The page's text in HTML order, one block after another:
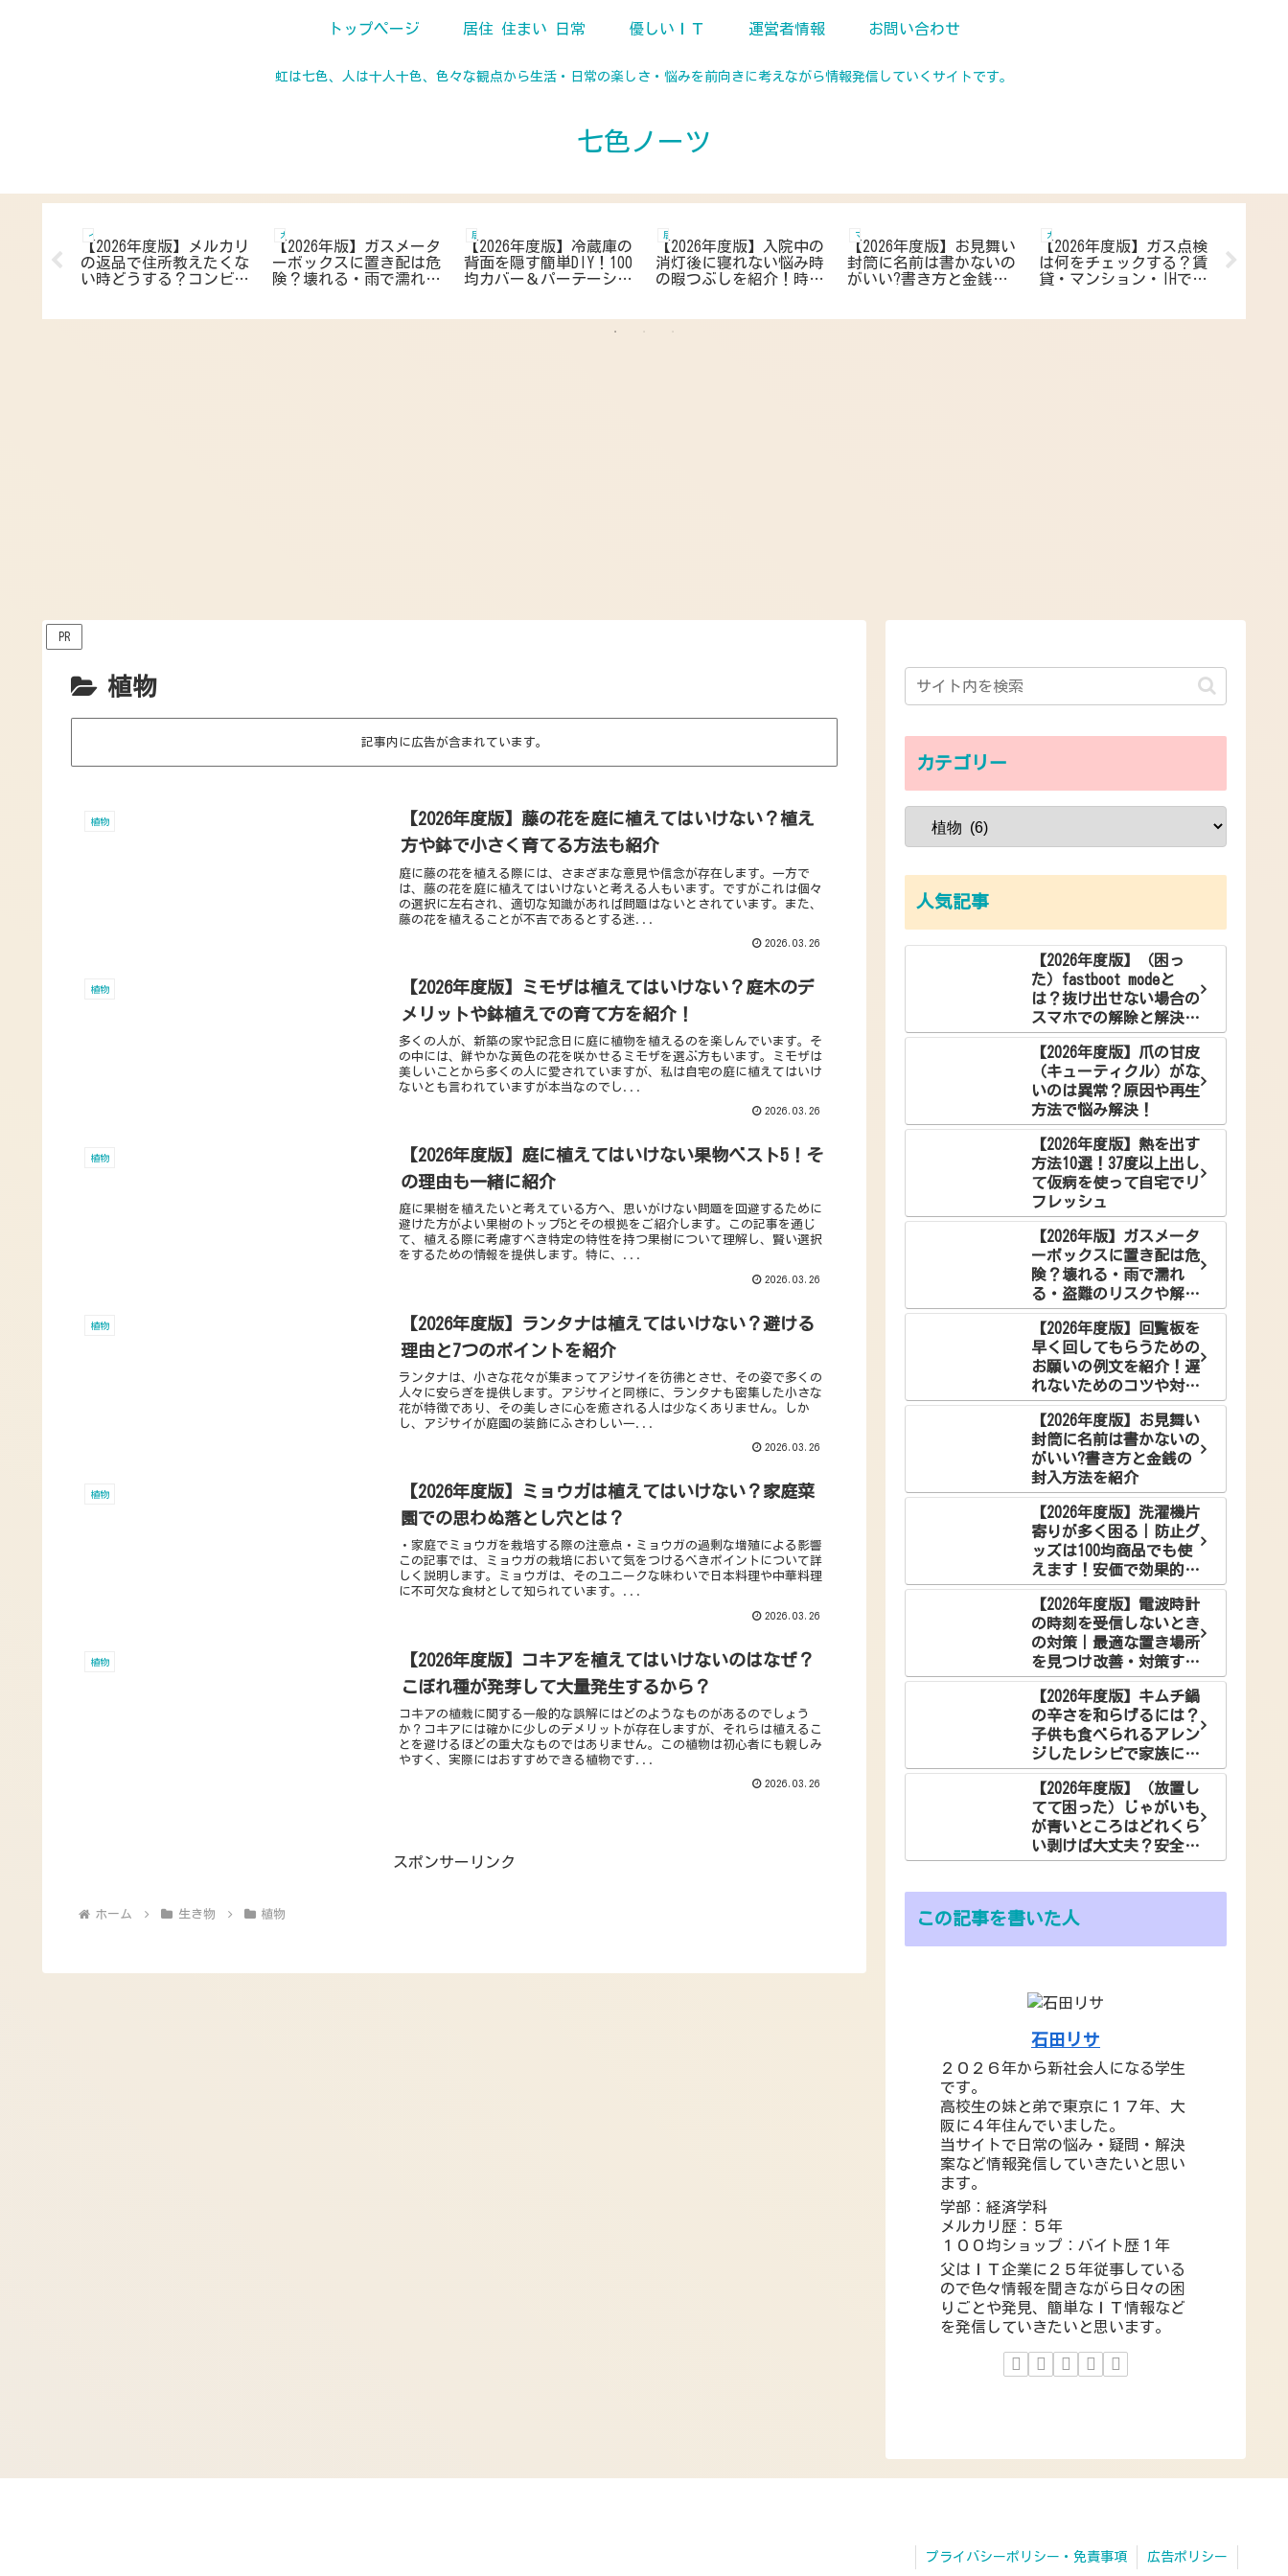
虹は七色、人は十人十色、色々な観点から生活・日常の楽しさ・悩みを前向きに考えながら情報発信していくサイトです。
七色ノーツ
トップページ 居住 住まい 日常 優しいＩＴ 運営者情報 お問い合わせ
防止グ
インターネット
【2026年度版】メルカリ
の返品で住所教えたくな
い時どうする？コンビニ
ガス
【2026年版】ガスメータ
ーボックスに置き配は危
険？壊れる・雨で濡れ
居住 住まい 日常
【2026年度版】冷蔵庫の
背面を隠す簡単DIY！100
均カバー＆パーテーショ
居住 住まい 日常
【2026年度版】入院中の
消灯後に寝れない悩み時
の暇つぶしを紹介！時間
マナー 生活用語 作法
【2026年度版】お見舞い
封筒に名前は書かないの
がいい?書き方と金銭の
ガス
【2026年度版】ガス点検
は何をチェックする？賃
貸・マンション・IHでも
スピン
PR
植物
記事内に広告が含まれています。
植物
【2026年度版】藤の花を庭に植えてはいけない？植え
方や鉢で小さく育てる方法も紹介
庭に藤の花を植える際には、さまざまな意見や信念が存在します。一方で
は、藤の花を庭に植えてはいけないと考える人もいます。ですがこれは個々
の選択に左右され、適切な知識があれば問題はないとされています。また、
藤の花を植えることが不吉であるとする迷...
2026.03.26
植物
【2026年度版】ミモザは植えてはいけない？庭木のデ
メリットや鉢植えでの育て方を紹介！
多くの人が、新築の家や記念日に庭に植物を植えるのを楽しんでいます。そ
の中には、鮮やかな黄色の花を咲かせるミモザを選ぶ方もいます。ミモザは
美しいことから多くの人に愛されていますが、私は自宅の庭に植えてはいけ
ないとも言われていますが本当なのでし...
2026.03.26
植物
【2026年度版】庭に植えてはいけない果物ベスト5！そ
の理由も一緒に紹介
庭に果樹を植えたいと考えている方へ、思いがけない問題を回避するために
避けた方がよい果樹のトップ5とその根拠をご紹介します。この記事を通じ
て、植える際に考慮すべき特定の特性を持つ果樹について理解し、賢い選択
をするための情報を提供します。特に、...
2026.03.26
植物
【2026年度版】ランタナは植えてはいけない？避ける
理由と7つのポイントを紹介
ランタナは、小さな花々が集まってアジサイを彷彿とさせ、その姿で多くの
人々に安らぎを提供します。アジサイと同様に、ランタナも密集した小さな
花が特徴であり、その美しさに心を癒される人は少なくありません。しか
し、アジサイが庭園の装飾にふさわしい一...
2026.03.26
植物
【2026年度版】ミョウガは植えてはいけない？家庭菜
園での思わぬ落とし穴とは？
・家庭でミョウガを栽培する際の注意点・ミョウガの過剰な増殖による影響
この記事では、ミョウガの栽培において気をつけるべきポイントについて詳
しく説明します。ミョウガは、そのユニークな味わいで日本料理や中華料理
に不可欠な食材として知られています。...
2026.03.26
植物
【2026年度版】コキアを植えてはいけないのはなぜ？
こぼれ種が発芽して大量発生するから？
コキアの植栽に関する一般的な誤解にはどのようなものがあるのでしょう
か？コキアには確かに少しのデメリットが存在しますが、それらは植えるこ
とを避けるほどの重大なものではありません。この植物は初心者にも親しみ
やすく、実際にはおすすめできる植物です...
2026.03.26
スポンサーリンク
ホーム 生き物 植物
カテゴリー
人気記事
【2026年度版】（困っ
た）fastboot modeと
は？抜け出せない場合の
スマホでの解除と解決方
法
【2026年度版】爪の甘皮
（キューティクル）がな
いのは異常？原因や再生
方法で悩み解決！
【2026年度版】熱を出す
方法10選！37度以上出し
て仮病を使って自宅でリ
フレッシュ
【2026年版】ガスメータ
ーボックスに置き配は危
険？壊れる・雨で濡れ
る・盗難のリスクや解決
案を徹底解説
【2026年度版】回覧板を
早く回してもらうための
お願いの例文を紹介！遅
れないためのコツや対策
とは？
【2026年度版】お見舞い
封筒に名前は書かないの
がいい?書き方と金銭の
封入方法を紹介
【2026年度版】洗濯機片
寄りが多く困る｜防止グ
ッズは100均商品でも使
えます！安価で効果的な
解決法をご紹介
【2026年度版】電波時計
の時刻を受信しないとき
の対策｜最適な置き場所
を見つけ改善・対策する
コツ
【2026年度版】キムチ鍋
の辛さを和らげるには？
子供も食べられるアレン
ジしたレシピで家族に笑
顔を！
【2026年度版】（放置し
てて困った）じゃがいも
が青いところはどれくら
い剥けば大丈夫？安全な
食べ方でお悩み解決
この記事を書いた人
石田リサ
２０２６年から新社会人になる学生
です。
高校生の妹と弟で東京に１７年、大
阪に４年住んでいました。
当サイトで日常の悩み・疑問・解決
案など情報発信していきたいと思い
ます。
学部：経済学科
メルカリ歴：５年
１００均ショップ：バイト歴１年
父はＩＴ企業に２５年従事している
ので色々情報を聞きながら日々の困
りごとや発見、簡単なＩＴ情報など
を発信していきたいと思います。
プライバシーポリシー・免責事項 広告ポリシー